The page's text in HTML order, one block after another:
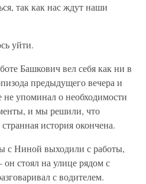
так как нас ждут наши
уйти.
Башкович вел себя как ни в
предыдущего вечера и
упоминал о необходимости
и мы решили, что
история окончена.
с Ниной выходили с работы,
стоял на улице рядом с
с водителем.